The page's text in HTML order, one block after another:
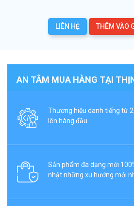
LIÊN HỆ THÊM VÀO
AN TÂM MUA HÀNG TẠI
Thương hiệu danh tiếng từ
lên hàng đầu
Sản phẩm đa dạng mới
nhật những xu hướng mới